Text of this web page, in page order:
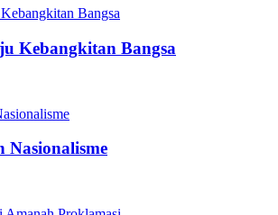
Kebangkitan Bangsa
Nasionalisme